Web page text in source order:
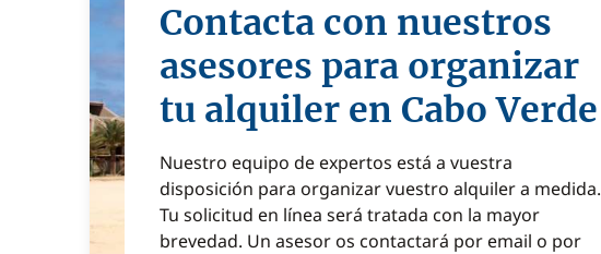
Contacta con nuestros
asesores para organizar
tu alquiler en Cabo Verde
Nuestro equipo de expertos está a vuestra
disposición para organizar vuestro alquiler a medida.
Tu solicitud en línea será tratada con la mayor
brevedad. Un asesor os contactará por email o por